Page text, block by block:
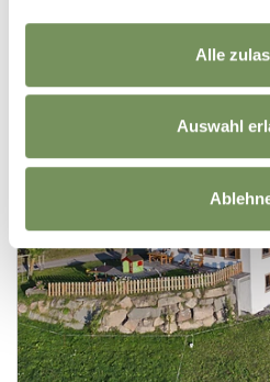
Alle
Auswahl